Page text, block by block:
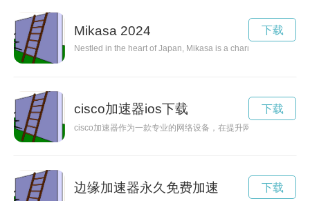
Mikasa 2024
Nestled in the heart of Japan, Mikasa is a charming town
下载
cisco加速器ios下载
cisco加速器作为一款专业的网络设备，在提升网络速度和效率
下载
边缘加速器永久免费加速 下载